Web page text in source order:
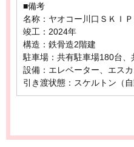
■備考
名称：ヤオコー川口ＳＫＩ
竣工：2024年
構造：鉄骨造2階建
駐車場：共有駐車場180台、
設備：エレベーター、エス
引き渡状態：スケルトン（自